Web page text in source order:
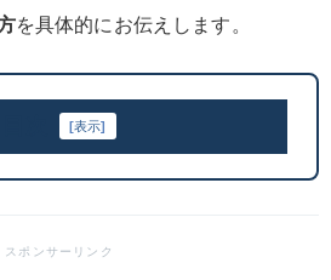
を具体的にお伝えします。
[表示]